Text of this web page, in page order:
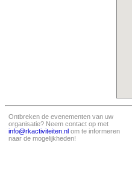
Ontbreken de evenementen van uw
organisatie? Neem contact op met
info@rkactiviteiten.nl om te informeren
naar de mogelijkheden!